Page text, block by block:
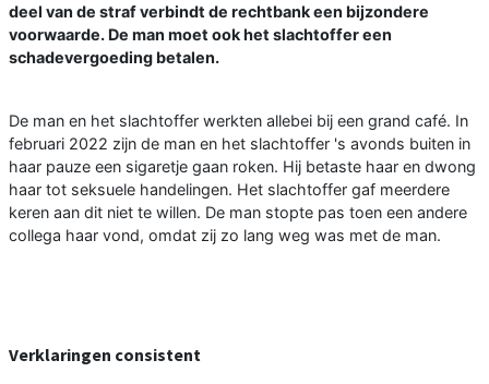
deel van de straf verbindt de rechtbank een bijzondere
voorwaarde. De man moet ook het slachtoffer een
schadevergoeding betalen.
De man en het slachtoffer werkten allebei bij een grand café. In
februari 2022 zijn de man en het slachtoffer 's avonds buiten in
haar pauze een sigaretje gaan roken. Hij betaste haar en dwong
haar tot seksuele handelingen. Het slachtoffer gaf meerdere
keren aan dit niet te willen. De man stopte pas toen een andere
collega haar vond, omdat zij zo lang weg was met de man.
Verklaringen consistent